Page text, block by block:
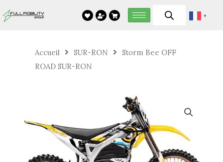
au
▼
Accueil SUR-RON
Storm Bee OFF
ROAD SUR-RON